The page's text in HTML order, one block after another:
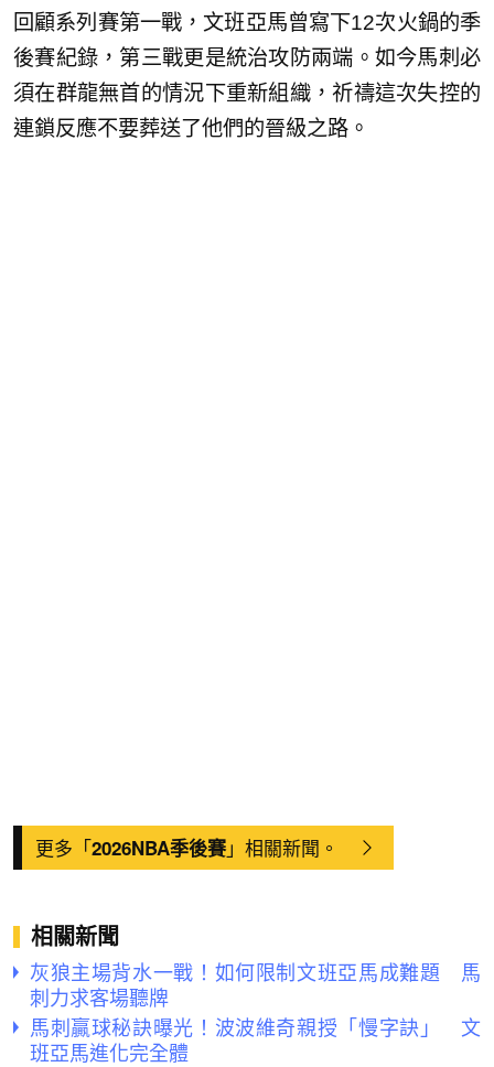
回顧系列賽第一戰，文班亞馬曾寫下12次火鍋的季
後賽紀錄，第三戰更是統治攻防兩端。如今馬刺必
須在群龍無首的情況下重新組織，祈禱這次失控的
連鎖反應不要葬送了他們的晉級之路。
更多「2026NBA季後賽」相關新聞。
相關新聞
灰狼主場背水一戰！如何限制文班亞馬成難題 馬
刺力求客場聽牌
馬刺贏球秘訣曝光！波波維奇親授「慢字訣」 文
班亞馬進化完全體